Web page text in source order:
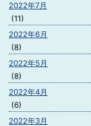
2022年7月
(11)
2022年6月
(8)
2022年5月
(8)
2022年4月
(6)
2022年3月